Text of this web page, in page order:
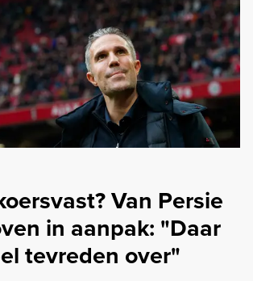
Van Persie
in aanpak: "Daar
tevreden over"